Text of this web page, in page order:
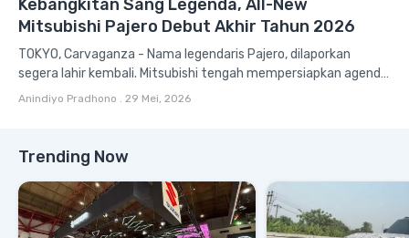
Kebangkitan Sang Legenda, All-New
Mitsubishi Pajero Debut Akhir Tahun 2026
TOKYO, Carvaganza - Nama legendaris Pajero, dilaporkan
segera lahir kembali. Mitsubishi tengah mempersiapkan agenda
debut global untuk generasi terbaru Pajero,...
Anindiyo Pradhono . 29 Mei, 2026
Trending Now